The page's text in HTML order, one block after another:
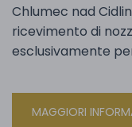
Chlumec nad
ricevimento di
esclusivamente
MAGGIORI